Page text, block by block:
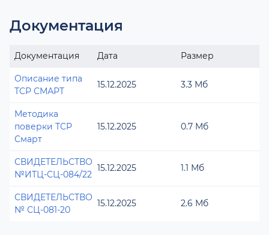
Документация
Документация Дата Размер
Описание типа
ТСР СМАРТ
15.12.2025 3.3 Мб
Методика
поверки ТСР
Смарт
15.12.2025 0.7 Мб
СВИДЕТЕЛЬСТВО
№ИТЦ-СЦ-084/22
15.12.2025 1.1 Мб
СВИДЕТЕЛЬСТВО
№ СЦ-081-20
15.12.2025 2.6 Мб